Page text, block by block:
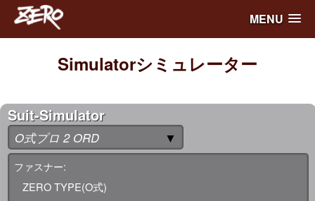
MENU
Simulatorシミュレーター
Suit-Simulator
O式プロ 2 ORD ▼
ファスナー
ZERO TYPE(O式)